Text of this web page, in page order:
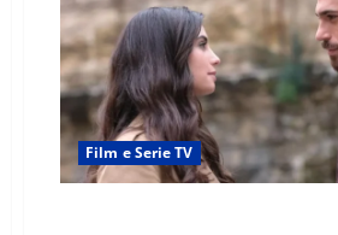
Film e Serie TV